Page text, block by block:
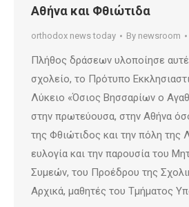
Αθήνα και Φθιώτιδα
orthodox news today By newsroom
Πλήθος δράσεων υλοποίησε
σχολείο, το Πρότυπο
Λύκειο «Όσιος Βησσαρίων ο
στην πρωτεύουσα, στην Αθήνα
της Φθιώτιδος και την πόλη της
ευλογία και την παρουσία του
Συμεών, του Προέδρου της
Αρχικά, μαθητές του Τμήματος